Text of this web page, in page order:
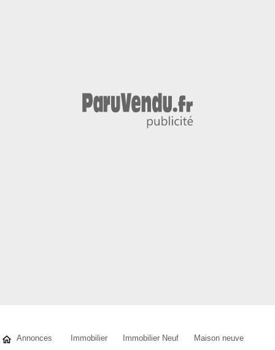
Annonces Immobilier Immobilier Neuf Maison neuve